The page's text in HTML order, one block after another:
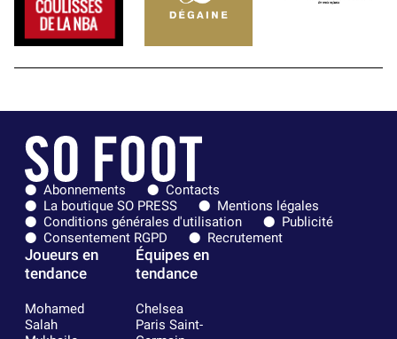
Abonnements
Contacts
La boutique SO PRESS
Mentions légales
Conditions générales d'utilisation
Publicité
Consentement RGPD
Recrutement
Joueurs en
tendance
Mohamed
Salah
Équipes en
tendance
Chelsea
Paris Saint-